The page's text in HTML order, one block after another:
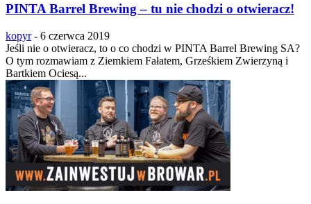
PINTA Barrel Brewing – tu nie chodzi o otwieracz!
kopyr - 6 czerwca 2019
Jeśli nie o otwieracz, to o co chodzi w PINTA Barrel Brewing SA?
O tym rozmawiam z Ziemkiem Fałatem, Grześkiem Zwierzyną i
Bartkiem Ociesą...